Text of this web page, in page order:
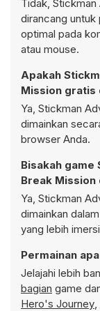
Tidak,
dirancang
optimal pada
atau mouse.
Apakah
Mission gratis
Ya, Stickman
dimainkan
browser Anda.
Bisakah
Break
Ya, Stickman
dimainkan
yang lebih
Permainan
Jelajahi lebih
bagian game
Hero's Journey,